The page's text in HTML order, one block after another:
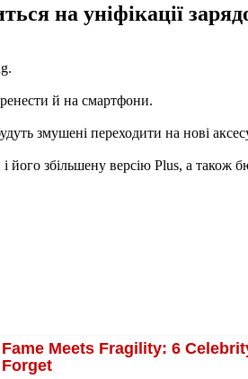
на уніфікації
й на смартфони.
змушені переходити на нові
збільшену версію Plus, а також